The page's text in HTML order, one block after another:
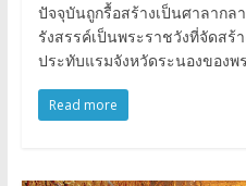
ปัจจุบันถูกรื้อสร้างเป็นศาลากล
รังสรรค์เป็นพระราชวังที่จัดสร้
ประทับแรมจังหวัดระนองของพ
Read more